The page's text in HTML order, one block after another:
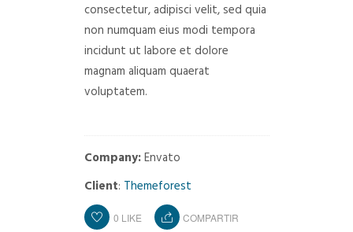
consectetur, adipisci velit, sed quia
non numquam eius modi tempora
incidunt ut labore et dolore
magnam aliquam quaerat
voluptatem.
Company:Envato
Client: Themeforest
0 LIKE COMPARTIR